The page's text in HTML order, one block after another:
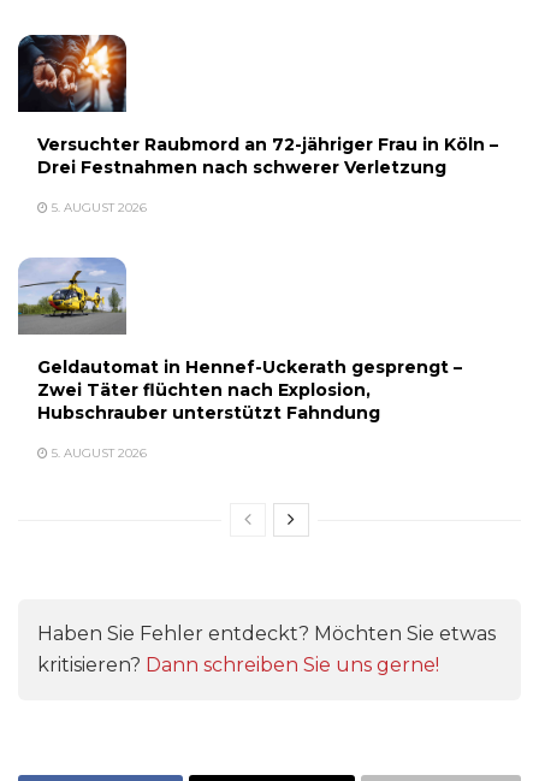
Versuchter Raubmord an 72-jähriger Frau in Köln –
Drei Festnahmen nach schwerer Verletzung
5. AUGUST 2026
Geldautomat in Hennef-Uckerath gesprengt –
Zwei Täter flüchten nach Explosion,
Hubschrauber unterstützt Fahndung
5. AUGUST 2026
Haben Sie Fehler entdeckt? Möchten Sie etwas
kritisieren? Dann schreiben Sie uns gerne!